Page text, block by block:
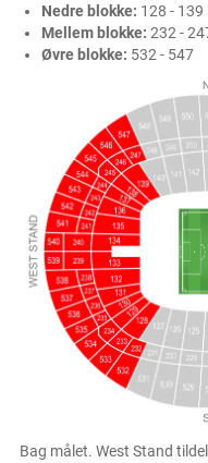
Nedre blokke: 128 - 139
Mellem blokke: 232 -
Øvre blokke: 532 - 547
Bag målet. West Stand